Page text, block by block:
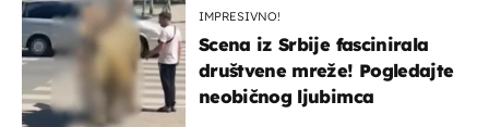
IMPRESIVNO!
Scena iz Srbije fascinirala
društvene mreže! Pogledajte
neobičnog ljubimca